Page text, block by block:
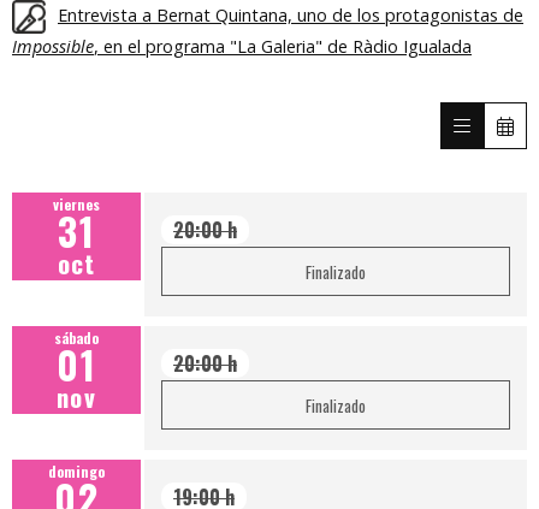
Entrevista a Bernat Quintana, uno de los protagonistas de
Impossible, en el programa "La Galeria" de Ràdio Igualada
viernes
31
oct
20:00 h
Finalizado
sábado
01
nov
20:00 h
Finalizado
domingo
02 19:00 h